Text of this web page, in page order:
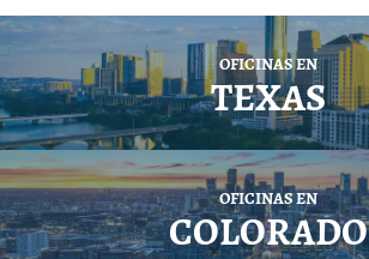
OFICINAS EN
TEXAS
OFICINAS EN
COLORADO